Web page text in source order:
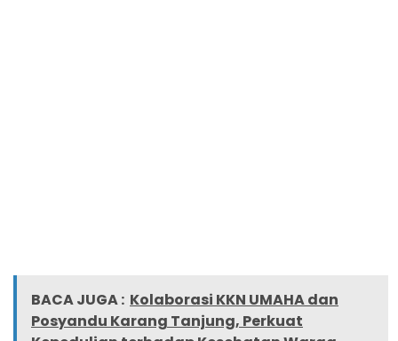
BACA JUGA : Kolaborasi KKN UMAHA dan
Posyandu Karang Tanjung, Perkuat